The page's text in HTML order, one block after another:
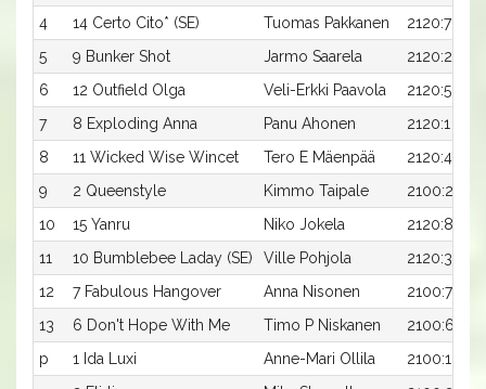
4
14 Certo Cito* (SE) Tuomas Pakkanen
2120:7
5
9 Bunker Shot Jarmo Saarela
2120:2
6
12 Outfield Olga Veli-Erkki Paavola
2120:5
7
8 Exploding Anna Panu Ahonen
2120:1
8
11 Wicked Wise Wincet Tero E Mäenpää
2120:4
9
2 Queenstyle Kimmo Taipale
2100:2
10
15 Yanru Niko Jokela
2120:8
11
10 Bumblebee Laday (SE) Ville Pohjola
2120:3
12
7 Fabulous Hangover Anna Nisonen
2100:7
13
6 Don't Hope With Me Timo P Niskanen
2100:6
p
1 Ida Luxi Anne-Mari Ollila
2100:1